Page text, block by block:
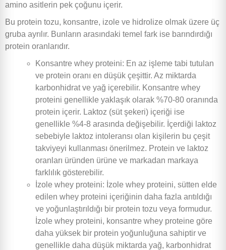
amino asitlerin pek çoğunu içerir.
Bu protein tozu, konsantre, izole ve hidrolize olmak üzere üç
gruba ayrılır. Bunların arasındaki temel fark ise barındırdığı
protein oranlarıdır.
Konsantre whey proteini: En az işleme tabi tutulan
ve protein oranı en düşük çeşittir. Az miktarda
karbonhidrat ve yağ içerebilir. Konsantre whey
proteini genellikle yaklaşık olarak %70-80 oranında
protein içerir. Laktoz (süt şekeri) içeriği ise
genellikle %4-8 arasında değişebilir. İçerdiği laktoz
sebebiyle laktoz intoleransı olan kişilerin bu çeşit
takviyeyi kullanması önerilmez. Protein ve laktoz
oranları üründen ürüne ve markadan markaya
farklılık gösterebilir.
İzole whey proteini: İzole whey proteini, sütten elde
edilen whey proteini içeriğinin daha fazla arıtıldığı
ve yoğunlaştırıldığı bir protein tozu veya formudur.
İzole whey proteini, konsantre whey proteine göre
daha yüksek bir protein yoğunluğuna sahiptir ve
genellikle daha düşük miktarda yağ, karbonhidrat
Proteinli Toz İçecekler
Takviyeleri